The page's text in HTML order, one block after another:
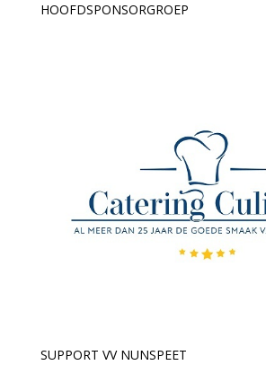
HOOFDSPONSORGROEP
SUPPORT VV NUNSPEET